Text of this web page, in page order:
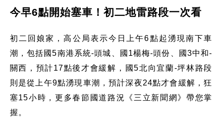
今早6點開始塞車！初二地雷路段一次看
初二回娘家，高公局表示今日上午6點起湧現南下車
潮，包括國5南港系統-頭城、國1楊梅-頭份、國3中和-
關西，預計17點後才會緩解，國5北向宜蘭-坪林路段
則是從上午9點湧現車潮，預計深夜24點才會緩解，狂
塞15小時，更多春節國道路況《三立新聞網》帶您掌
握。